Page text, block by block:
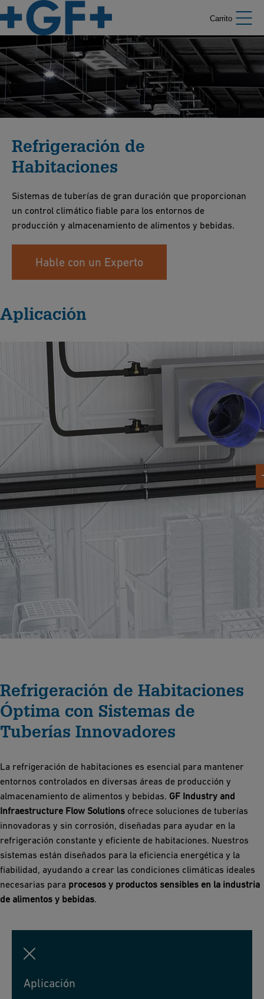
Carrito
Refrigeración de
Habitaciones
Sistemas de tuberías de gran duración que proporcionan
un control climático fiable para los entornos de
producción y almacenamiento de alimentos y bebidas.
Hable con un Experto
Aplicación
Refrigeración de Habitaciones
Óptima con Sistemas de
Tuberías Innovadores
La refrigeración de habitaciones es esencial para mantener
entornos controlados en diversas áreas de producción y
almacenamiento de alimentos y bebidas. GF Industry and
Infraestructure Flow Solutions ofrece soluciones de tuberías
innovadoras y sin corrosión, diseñadas para ayudar en la
refrigeración constante y eficiente de habitaciones. Nuestros
sistemas están diseñados para la eficiencia energética y la
fiabilidad, ayudando a crear las condiciones climáticas ideales
necesarias para procesos y productos sensibles en la industria
de alimentos y bebidas.
Aplicación